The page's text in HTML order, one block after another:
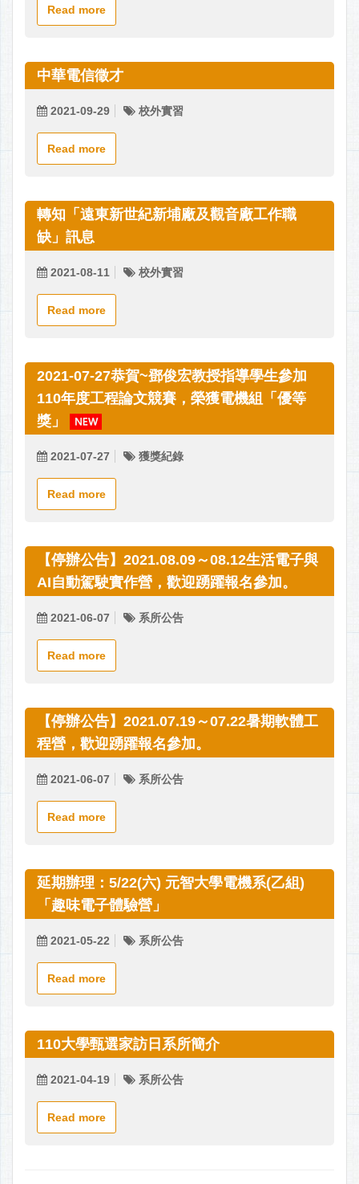
Read more
中華電信徵才
2021-09-29 校外實習
Read more
轉知「遠東新世紀新埔廠及觀音廠工作職
缺」訊息
2021-08-11 校外實習
Read more
2021-07-27恭賀~鄧俊宏教授指導學生參加
110年度工程論文競賽，榮獲電機組「優等
獎」
2021-07-27 獲獎紀錄
Read more
【停辦公告】2021.08.09～08.12生活電子與
AI自動駕駛實作營，歡迎踴躍報名參加。
2021-06-07 系所公告
Read more
【停辦公告】2021.07.19～07.22暑期軟體工
程營，歡迎踴躍報名參加。
2021-06-07 系所公告
Read more
延期辦理：5/22(六) 元智大學電機系(乙組)
「趣味電子體驗營」
2021-05-22 系所公告
Read more
110大學甄選家訪日系所簡介
2021-04-19 系所公告
Read more